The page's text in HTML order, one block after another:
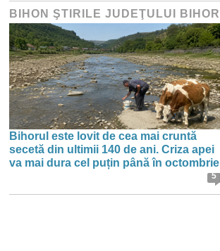
BIHON ŞTIRILE JUDEŢULUI BIHOR
Bihorul este lovit de cea mai cruntă
secetă din ultimii 140 de ani. Criza apei
va mai dura cel puțin până în octombrie
5